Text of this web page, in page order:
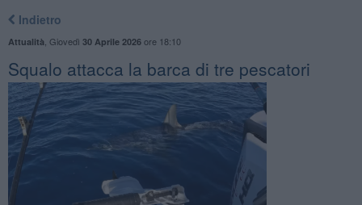
Indietro
Attualità Giovedì 30 Aprile 2026ore 18:10
Squalo attacca la barca di tre pescatori